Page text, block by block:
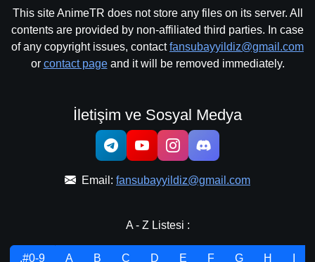
This site AnimeTR does not store any files on its server. All
contents are provided by non-affiliated third parties. In case
of any copyright issues, contactfansubayyildiz@gmail.com
or contact pageand it will be removed immediately.
İletişim ve Sosyal Medya
Email: fansubayyildiz@gmail.com
A - Z Listesi :
.#0-9 A B C D E F G H